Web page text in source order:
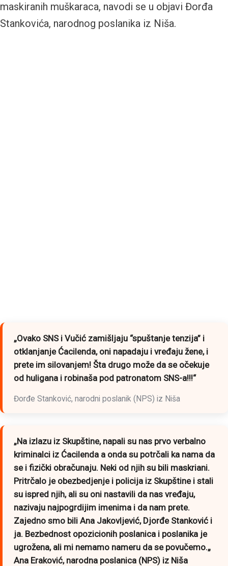
maskiranih muškaraca, navodi se u objavi Đorđa
Stankovića, narodnog poslanika iz Niša.
„Ovako SNS i Vučić zamišljaju “spuštanje tenzija” i
otklanjanje Ćacilenda, oni napadaju i vređaju žene, i
prete im silovanjem! Šta drugo može da se očekuje
od huligana i robinaša pod patronatom SNS-a!!!“
Đorđe Stanković, narodni poslanik (NPS) iz Niša
„Na izlazu iz Skupštine, napali su nas prvo verbalno
kriminalci iz Ćacilenda a onda su potrčali ka nama da
se i fizički obračunaju. Neki od njih su bili maskriani.
Pritrčalo je obezbedjenje i policija iz Skupštine i stali
su ispred njih, ali su oni nastavili da nas vređaju,
nazivaju najpogrdijim imenima i da nam prete.
Zajedno smo bili Ana Jakovljević, Djorđe Stanković i
ja. Bezbednost opozicionih poslanica i poslanika je
ugrožena, ali mi nemamo nameru da se povučemo.„
Ana Eraković, narodna poslanica (NPS) iz Niša